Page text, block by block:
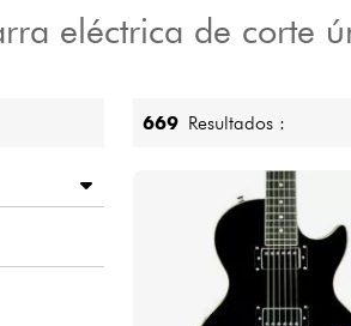
cuarteto
eléctrica de corte
669 Resultados :